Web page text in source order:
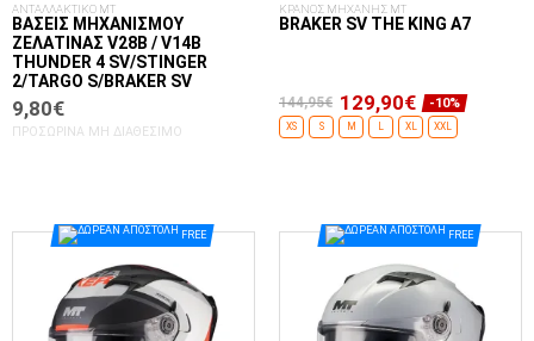
ΑΝΤΑΛΛΑΚΤΙΚΟ MT
ΒΆΣΕΙΣ ΜΗΧΑΝΙΣΜΟΎ
ΖΕΛΑΤΊΝΑΣ V28B / V14B
THUNDER 4 SV/STINGER
2/TARGO S/BRAKER SV
9,80€
ΠΡΟΣΩΡΙΝΆ ΜΗ ΔΙΑΘΈΣΙΜΟ
ΚΡΑΝΟΣ ΜΗΧΑΝΗΣ MT
BRAKER SV THE KING A7
144,95€ 129,90€ -10%
XS S M L XL XXL
FREE FREE